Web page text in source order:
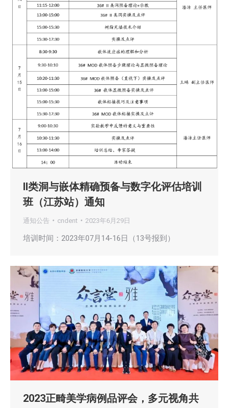
II类洞与嵌体精确预备与数字化评估培训
班（江苏站）通知
通知公告 cndent 2023年6月29日
培训时间：2023年07月14-16日（13号报到）
2023正畸美学病例品评会，多元视角共